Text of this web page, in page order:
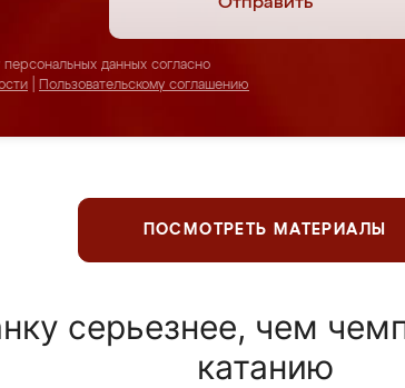
данных согласно
Пользовательскому соглашению
ПОСМОТРЕТЬ МАТЕРИАЛЫ
серьезнее, чем
катанию